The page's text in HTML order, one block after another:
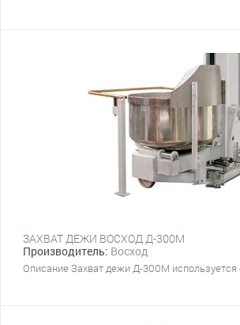
ЗАХВАТ ДЕЖИ ВОСХОД Д-300М
Производитель: Восход
Описание Захват дежи Д-300М используется